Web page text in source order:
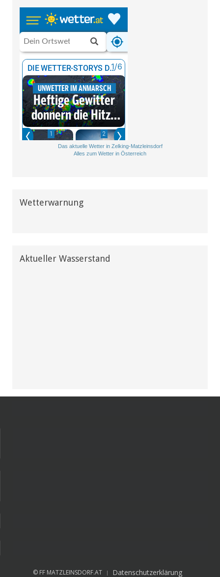
Das aktuelle Wetter in Zelking-Matzleinsdorf
Alles zum Wetter in Österreich
Wetterwarnung